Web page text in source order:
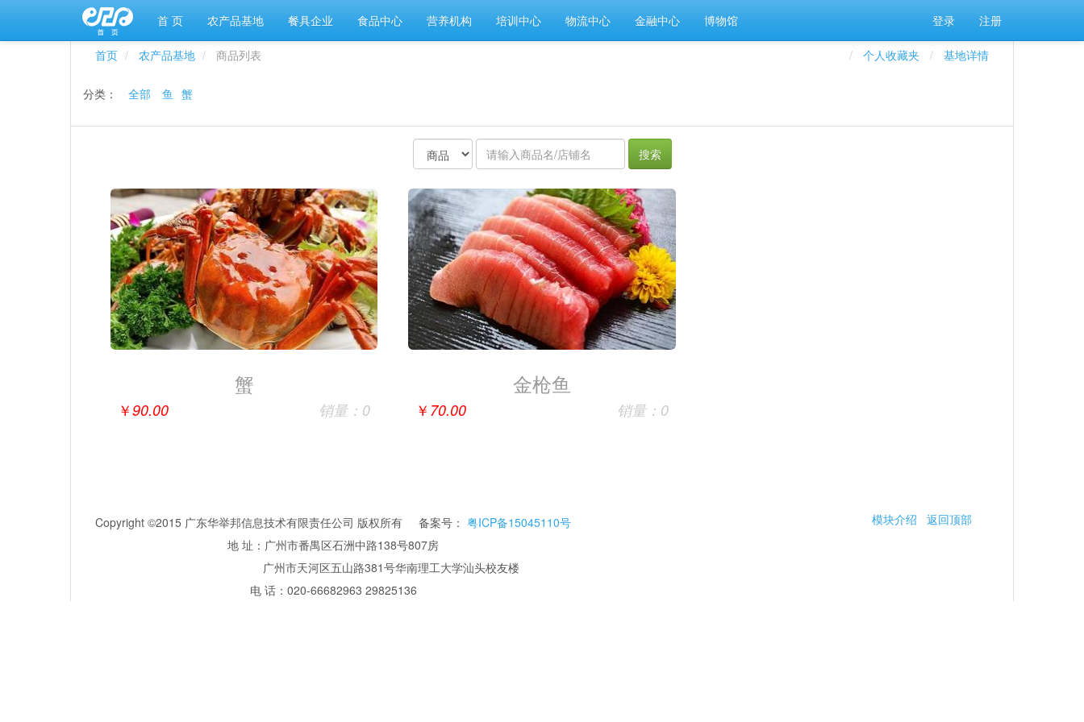
首 页 农产品基地 餐具企业 食品中心 营养机构 培训中心 物流中心 金融中心 博物馆 登录 注册
首页 农产品基地 商品列表 基地详情
个人收藏夹
分类： 全部 鱼 蟹
搜索
蟹
￥90.00 销量：0
金枪鱼
￥ 70.00 销量：0
模块介绍 返回顶部
Copyright ©2015 广东华举邦信息技术有限责任公司 版权所有 备案号： 粤ICP备15045110号
地 址：广州市番禺区石洲中路138号807房
广州市天河区五山路381号华南理工大学汕头校友楼
电 话：020-66682963 29825136